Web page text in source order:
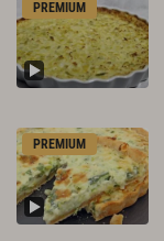
PREMIUM
PREMIUM